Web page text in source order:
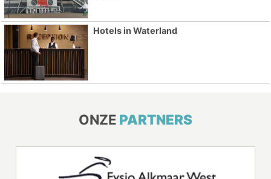
Hotels in Waterland
ONZE PARTNERS